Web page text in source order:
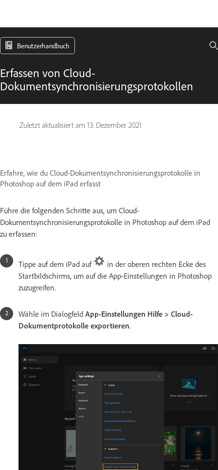
Benutzerhandbuch
Erfassen von Cloud-
Dokumentsynchronisierungsprotokollen
Zuletzt aktualisiert am 13. Dezember 2021
Erfahre, wie du Cloud-Dokumentsynchronisierungsprotokolle in
Photoshop auf dem iPad erfasst
Führe die folgenden Schritte aus, um Cloud-
Dokumentsynchronisierungsprotokolle in Photoshop auf dem iPad
zu erfassen:
Tippe auf dem iPad auf
in der oberen rechten Ecke des
Startbildschirms, um auf die App-Einstellungen in Photoshop
zuzugreifen.
Wähle im Dialogfeld App-Einstellungen Hilfe > Cloud-
Dokumentprotokolle exportieren.